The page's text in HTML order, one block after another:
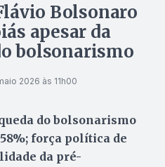
Bolsonaro
apesar da
bolsonarismo
2026 às 11h00
do bolsonarismo
força política de
da pré-